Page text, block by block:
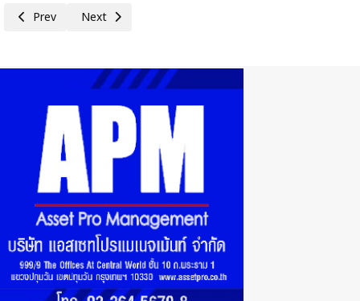
Previous article: 'รักชนก ศรีนอก' คณะกรรมาธิการงบประมาณฯ ศึกษาดูงาน
Prev Next article: สปส. พร้อมแล้ว! เปิดลงทะเบียนใช้สิทธิเลือกตั้ง
Next